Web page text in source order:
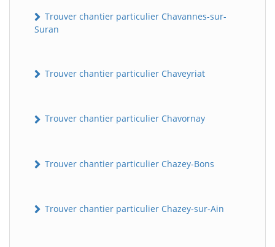
Trouver chantier particulier Chavannes-sur-
Suran
Trouver chantier particulier Chaveyriat
Trouver chantier particulier Chavornay
Trouver chantier particulier Chazey-Bons
Trouver chantier particulier Chazey-sur-Ain